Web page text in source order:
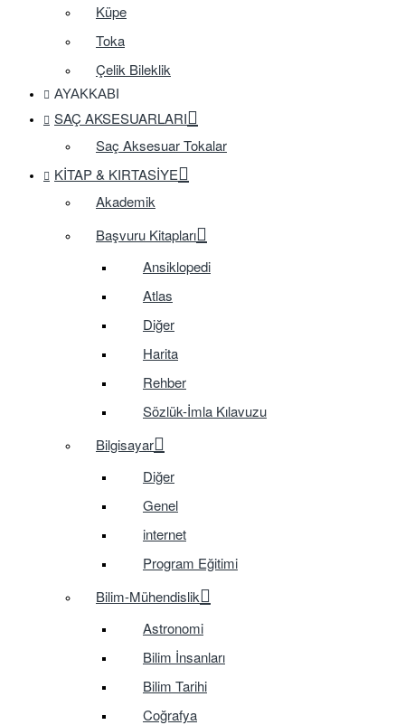
Küpe
Toka
Çelik Bileklik
AYAKKABI
SAÇ AKSESUARLARI
Saç Aksesuar Tokalar
KITAP & KIRTASIYE
Akademik
Başvuru Kitapları
Ansiklopedi
Atlas
Diğer
Harita
Rehber
Sözlük-İmla Kılavuzu
Bilgisayar
Diğer
Genel
internet
Program Eğitimi
Bilim-Mühendislik
Astronomi
Bilim İnsanları
Bilim Tarihi
Coğrafya